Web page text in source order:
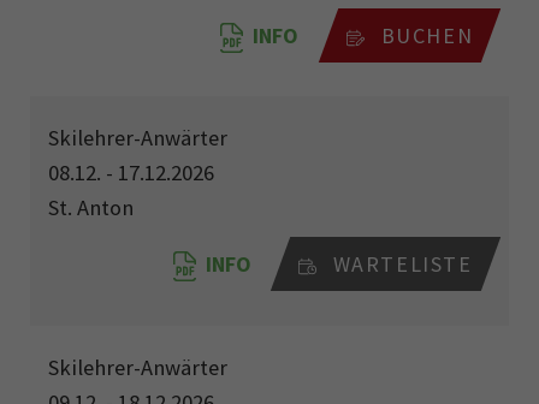
INFO BUCHEN
Skilehrer-Anwärter
08.12. - 17.12.2026
St. Anton
INFO WARTELISTE
Skilehrer-Anwärter